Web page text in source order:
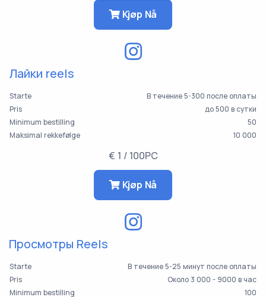
Kjøp Nå
Лайки reels
Starte
В течение 5-300 после оплаты
Pris
до 500 в сутки
Minimum bestilling
50
Maksimal rekkefølge
10 000
€ 1 / 100PC
Kjøp Nå
Просмотры Reels
Starte
В течение 5-25 минут после оплаты
Pris
Около 3 000 - 9000 в час
Minimum bestilling
100